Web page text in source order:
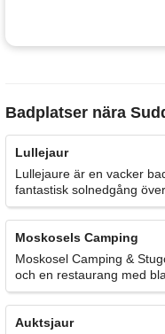
Badplatser nära
Lullejaur
Lullejaure är en vacker
fantastisk solnedgång över
Moskosels Camping
Moskosel Camping &
och en restaurang med
Auktsjaur